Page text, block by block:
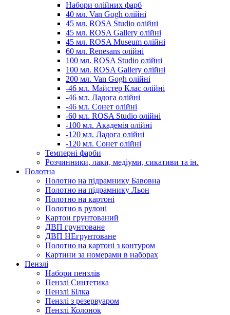
Набори олійних фарб
40 мл. Van Gogh олійні
45 мл. ROSA Studio олійні
45 мл. ROSA Gallery олійні
45 мл. ROSA Museum олійні
60 мл. Renesans олійні
100 мл. ROSA Studio олійні
100 мл. ROSA Gallery олійні
200 мл. Van Gogh олійні
-46 мл. Майстер Клас олійні
-46 мл. Ладога олійні
-46 мл. Сонет олійні
-60 мл. ROSA Studio олійні
-100 мл. Академія олійні
-120 мл. Ладога олійні
-120 мл. Сонет олійні
Темперні фарби
Розчинники, лаки, медіуми, сикативи та ін.
Полотна
Полотно на підрамнику Бавовна
Полотно на підрамнику Льон
Полотно на картоні
Полотно в рулоні
Картон грунтований
ДВП грунтоване
ДВП НЕгрунтоване
Полотно на картоні з контуром
Картини за номерами в наборах
Пензлі
Набори пензлів
Пензлі Синтетика
Пензлі Білка
Пензлі з резервуаром
Пензлі Колонок